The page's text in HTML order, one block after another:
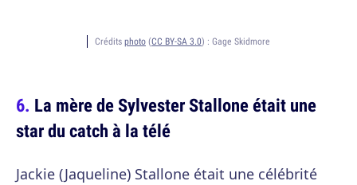
Crédits photo (CC BY-SA 3.0) : Gage Skidmore
La mère de Sylvester Stallone était une
star du catch à la télé
Jackie (Jaqueline) Stallone était une célébrité